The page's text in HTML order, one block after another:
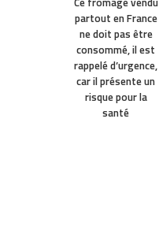
partout en France
ne doit pas être
consommé, il est
rappelé d’urgence,
car il présente un
risque pour la
santé